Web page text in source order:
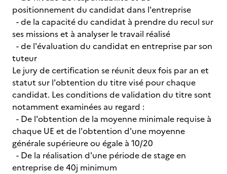
positionnement du candidat dans l'entreprise
- de la capacité du candidat à prendre du recul sur
ses missions et à analyser le travail réalisé
- de l'évaluation du candidat en entreprise par son
tuteur
Le jury de certification se réunit deux fois par an et
statut sur l'obtention du titre visé pour chaque
candidat. Les conditions de validation du titre sont
notamment examinées au regard :
- De l'obtention de la moyenne minimale requise à
chaque UE et de l'obtention d'une moyenne
générale supérieure ou égale à 10/20
- De la réalisation d'une période de stage en
entreprise de 40j minimum